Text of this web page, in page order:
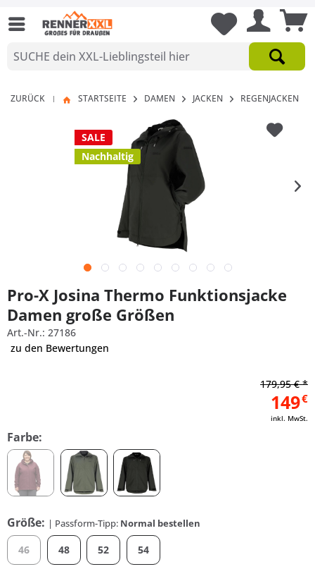
ZURÜCK | STARTSEITE DAMEN JACKEN REGENJACKEN
SALE
Nachhaltig
Pro-X Josina Thermo Funktionsjacke
Damen große Größen
Art.-Nr.: 27186
zu den Bewertungen
149€
inkl. MwSt.
179,95 € *
Farbe:
Größe: | Passform-Tipp: Normal bestellen
46 48 52 54